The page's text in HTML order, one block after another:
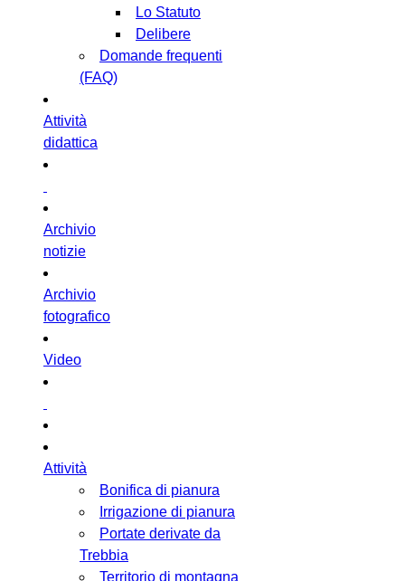
Lo Statuto
Delibere
Domande frequenti
(FAQ)
Attività
didattica
Archivio
notizie
Archivio
fotografico
Video
Attività
Bonifica di pianura
Irrigazione di pianura
Portate derivate da
Trebbia
Territorio di montagna